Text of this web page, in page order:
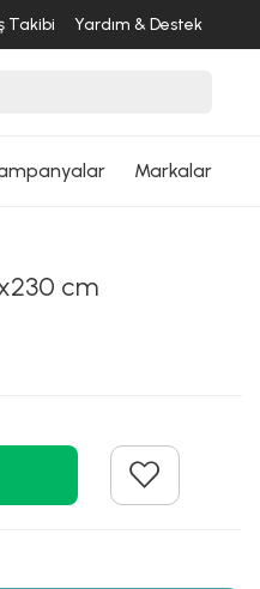
Takibi Yardım & Destek
Markalar
cm